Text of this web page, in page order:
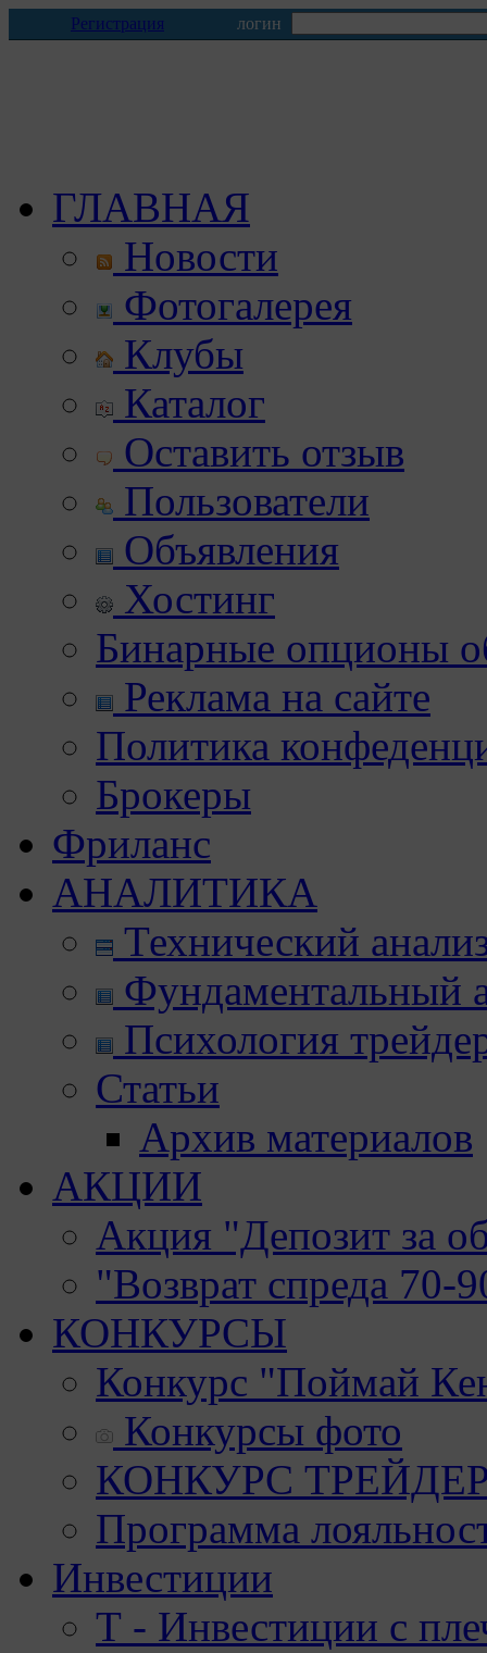
Регистрация логин
ГЛАВНАЯ
Новости
Фотогалерея
Клубы
Каталог
Оставить отзыв
Пользователи
Объявления
Хостинг
Бинарные опционы
Реклама на сайте
Политика
Брокеры
Фриланс
АНАЛИТИКА
Технический
Фундаментальный
Психология
Статьи
Архив материалов
АКЦИИ
Акция "Депозит за
"Возврат спреда 70-
КОНКУРСЫ
Конкурс "Поймай
Конкурсы фото
КОНКУРС
Программа
Инвестиции
Т - Инвестиции с